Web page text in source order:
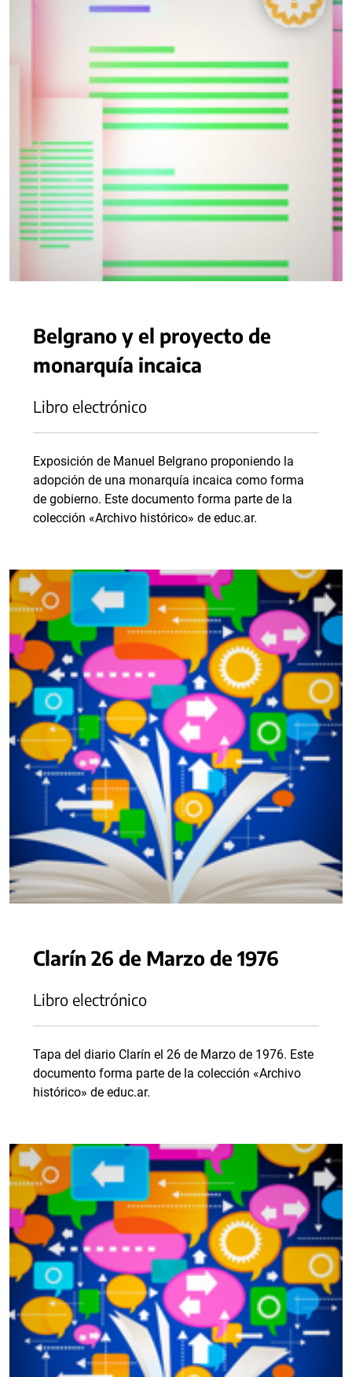
Belgrano y el proyecto de
monarquía incaica
Libro electrónico
Exposición de Manuel Belgrano proponiendo la
adopción de una monarquía incaica como forma
de gobierno. Este documento forma parte de la
colección «Archivo histórico» de educ.ar.
Clarín 26 de Marzo de 1976
Libro electrónico
Tapa del diario Clarín el 26 de Marzo de 1976. Este
documento forma parte de la colección «Archivo
histórico» de educ.ar.